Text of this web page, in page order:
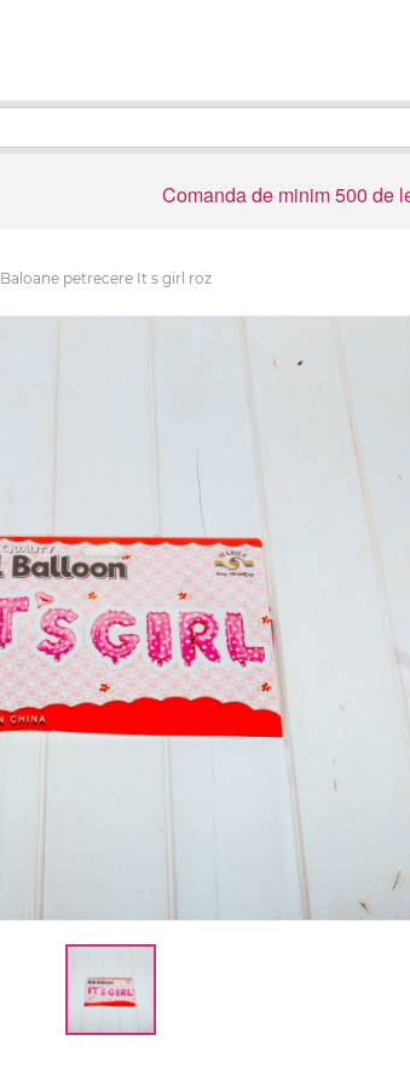
Comanda de minim 500 de
Baloane petrecere It s girl roz